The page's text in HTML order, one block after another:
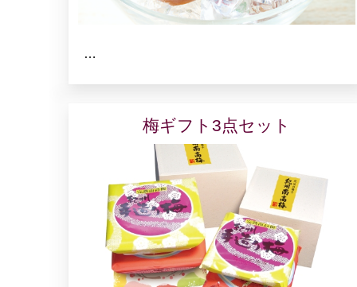
…
梅ギフト3点セット